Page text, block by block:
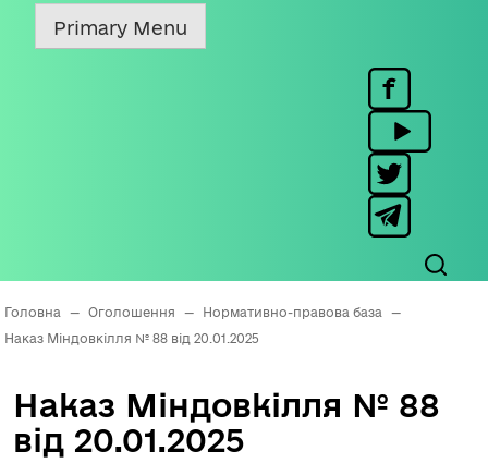
Primary Menu
Головна — Оголошення — Нормативно-правова база
—
Наказ Міндовкілля № 88 від 20.01.2025
Наказ Міндовкілля № 88
від 20.01.2025